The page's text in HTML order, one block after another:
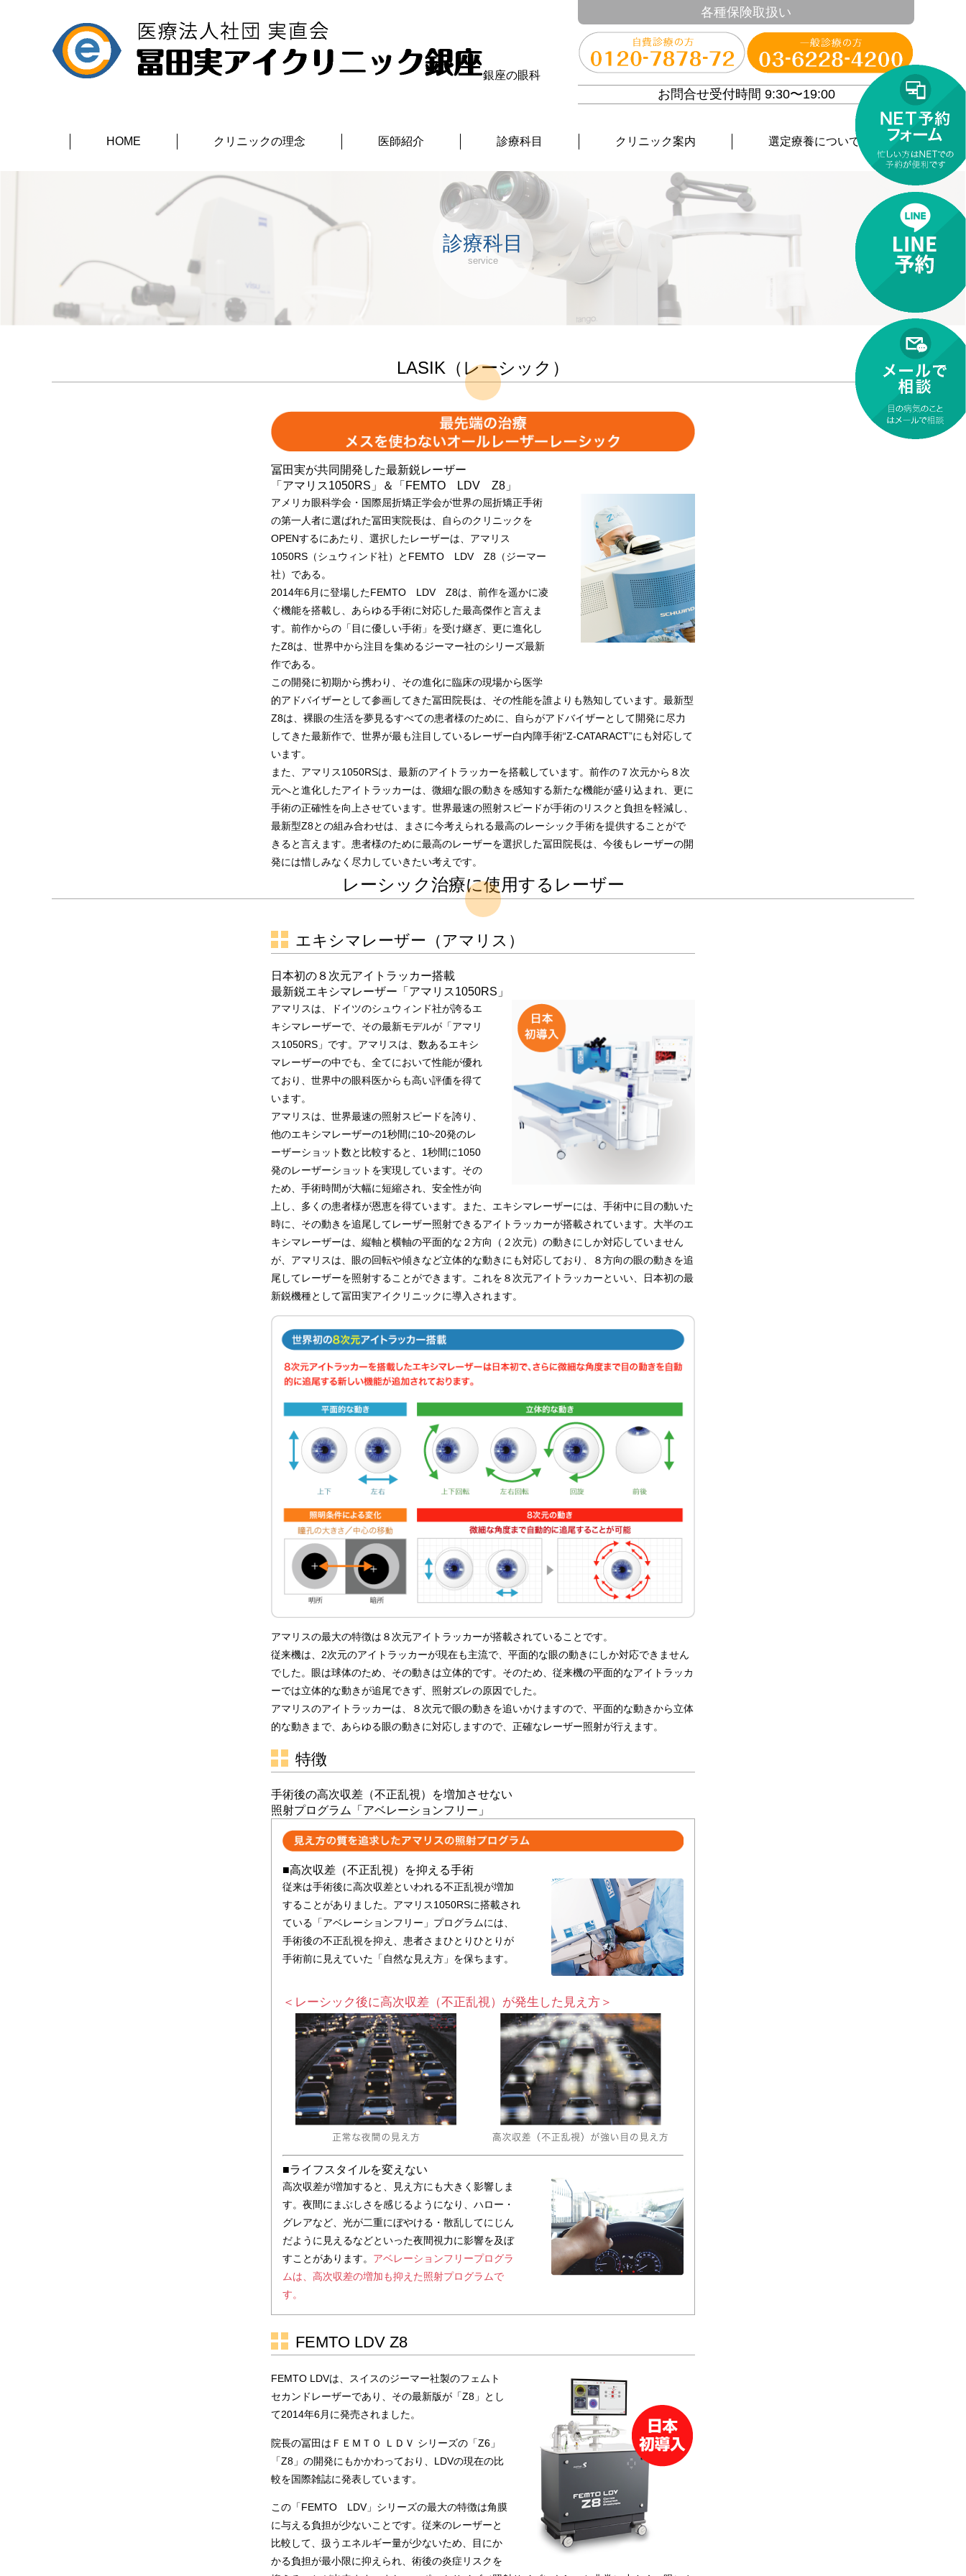
銀座の眼科
各種保険取扱い
お問合せ受付時間 9:30〜19:00
HOME クリニックの理念 医師紹介 診療科目 クリニック案内 選定療養について
診療科目
service
LASIK（レーシック）
冨田実が共同開発した最新鋭レーザー
「アマリス1050RS」＆「FEMTO LDV Z8」
アメリカ眼科学会・国際屈折矯正学会が世界の屈折矯正手術
の第一人者に選ばれた冨田実院長は、自らのクリニックを
OPENするにあたり、選択したレーザーは、アマリス
1050RS（シュウィンド社）とFEMTO LDV Z8（ジーマー
社）である。
2014年6月に登場したFEMTO LDV Z8は、前作を遥かに凌
ぐ機能を搭載し、あらゆる手術に対応した最高傑作と言えま
す。前作からの「目に優しい手術」を受け継ぎ、更に進化し
たZ8は、世界中から注目を集めるジーマー社のシリーズ最新
作である。
この開発に初期から携わり、その進化に臨床の現場から医学
的アドバイザーとして参画してきた冨田院長は、その性能を誰よりも熟知しています。最新型
Z8は、裸眼の生活を夢見るすべての患者様のために、自らがアドバイザーとして開発に尽力
してきた最新作で、世界が最も注目しているレーザー白内障手術“Z-CATARACT”にも対応して
います。
また、アマリス1050RSは、最新のアイトラッカーを搭載しています。前作の７次元から８次
元へと進化したアイトラッカーは、微細な眼の動きを感知する新たな機能が盛り込まれ、更に
手術の正確性を向上させています。世界最速の照射スピードが手術のリスクと負担を軽減し、
最新型Z8との組み合わせは、まさに今考えられる最高のレーシック手術を提供することがで
きると言えます。患者様のために最高のレーザーを選択した冨田院長は、今後もレーザーの開
発には惜しみなく尽力していきたい考えです。
レーシック治療に使用するレーザー
エキシマレーザー（アマリス）
日本初の８次元アイトラッカー搭載
最新鋭エキシマレーザー「アマリス1050RS」
アマリスは、ドイツのシュウィンド社が誇るエ
キシマレーザーで、その最新モデルが「アマリ
ス1050RS」です。アマリスは、数あるエキシ
マレーザーの中でも、全てにおいて性能が優れ
ており、世界中の眼科医からも高い評価を得て
います。
アマリスは、世界最速の照射スピードを誇り、
他のエキシマレーザーの1秒間に10~20発のレ
ーザーショット数と比較すると、1秒間に1050
発のレーザーショットを実現しています。その
ため、手術時間が大幅に短縮され、安全性が向
上し、多くの患者様が恩恵を得ています。また、エキシマレーザーには、手術中に目の動いた
時に、その動きを追尾してレーザー照射できるアイトラッカーが搭載されています。大半のエ
キシマレーザーは、縦軸と横軸の平面的な２方向（２次元）の動きにしか対応していません
が、アマリスは、眼の回転や傾きなど立体的な動きにも対応しており、８方向の眼の動きを追
尾してレーザーを照射することができます。これを８次元アイトラッカーといい、日本初の最
新鋭機種として冨田実アイクリニックに導入されます。
アマリスの最大の特徴は８次元アイトラッカーが搭載されていることです。
従来機は、2次元のアイトラッカーが現在も主流で、平面的な眼の動きにしか対応できません
でした。眼は球体のため、その動きは立体的です。そのため、従来機の平面的なアイトラッカ
ーでは立体的な動きが追尾できず、照射ズレの原因でした。
アマリスのアイトラッカーは、８次元で眼の動きを追いかけますので、平面的な動きから立体
的な動きまで、あらゆる眼の動きに対応しますので、正確なレーザー照射が行えます。
特徴
手術後の高次収差（不正乱視）を増加させない
照射プログラム「アベレーションフリー」
■高次収差（不正乱視）を抑える手術
従来は手術後に高次収差といわれる不正乱視が増加
することがありました。アマリス1050RSに搭載され
ている「アベレーションフリー」プログラムには、
手術後の不正乱視を抑え、患者さまひとりひとりが
手術前に見えていた「自然な見え方」を保ちます。
＜レーシック後に高次収差（不正乱視）が発生した見え方＞
■ライフスタイルを変えない
高次収差が増加すると、見え方にも大きく影響しま
す。夜間にまぶしさを感じるようになり、ハロー・
グレアなど、光が二重にぼやける・散乱してにじん
だように見えるなどといった夜間視力に影響を及ぼ
すことがあります。 アベレーションフリープログラ
ムは、高次収差の増加も抑えた照射プログラムで
す。
FEMTO LDV Z8
FEMTO LDVは、スイスのジーマー社製のフェムト
セカンドレーザーであり、その最新版が「Z8」とし
て2014年6月に発売されました。
院長の冨田はＦＥＭＴＯ ＬＤＶ シリーズの「Z6」
「Z8」の開発にもかかわっており、LDVの現在の比
較を国際雑誌に発表しています。
この「FEMTO LDV」シリーズの最大の特徴は角膜
に与える負担が少ないことです。従来のレーザーと
比較して、扱うエネルギー量が少ないため、目にか
かる負担が最小限に抑えられ、術後の炎症リスクを